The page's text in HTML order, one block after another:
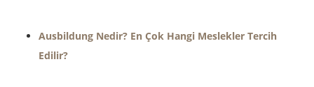
Ausbildung Nedir? En Çok Hangi Meslekler Tercih
Edilir?